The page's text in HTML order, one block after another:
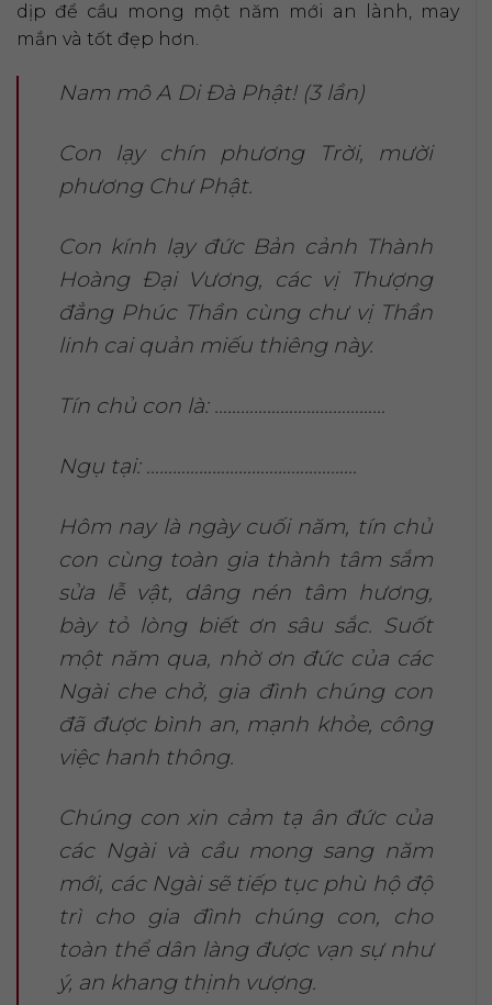
dịp để cầu mong một năm mới an lành, may
mắn và tốt đẹp hơn.
Nam mô A Di Đà Phật! (3 lần)
Con lạy chín phương Trời, mười
phương Chư Phật.
Con kính lạy đức Bản cảnh Thành
Hoàng Đại Vương, các vị Thượng
đẳng Phúc Thần cùng chư vị Thần
linh cai quản miếu thiêng này.
Tín chủ con là: …………………………………
Ngụ tại: …………………………………………
Hôm nay là ngày cuối năm, tín chủ
con cùng toàn gia thành tâm sắm
sửa lễ vật, dâng nén tâm hương,
bày tỏ lòng biết ơn sâu sắc. Suốt
một năm qua, nhờ ơn đức của các
Ngài che chở, gia đình chúng con
đã được bình an, mạnh khỏe, công
việc hanh thông.
Chúng con xin cảm tạ ân đức của
các Ngài và cầu mong sang năm
mới, các Ngài sẽ tiếp tục phù hộ độ
trì cho gia đình chúng con, cho
toàn thể dân làng được vạn sự như
ý, an khang thịnh vượng.